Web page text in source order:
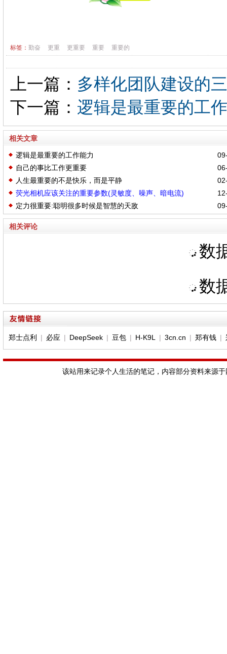
标签： 勤奋 更重 更重要 重要 重要的
上一篇： 多样化团队建设的
下一篇： 逻辑是最重要的工
相关文章
逻辑是最重要的工作能力
自己的事比工作更重要
人生最重要的不是快乐，而是平静
荧光相机应该关注的重要参数(灵敏度、噪声、暗电流)
定力很重要:聪明很多时候是智慧的天敌
相关评论
数
数
郑士点利 | 必应 | DeepSeek| 豆包| H-K9L | 3cn.cn | 郑有钱|
该站用来记录个人生活的笔记，内容部分资料来源